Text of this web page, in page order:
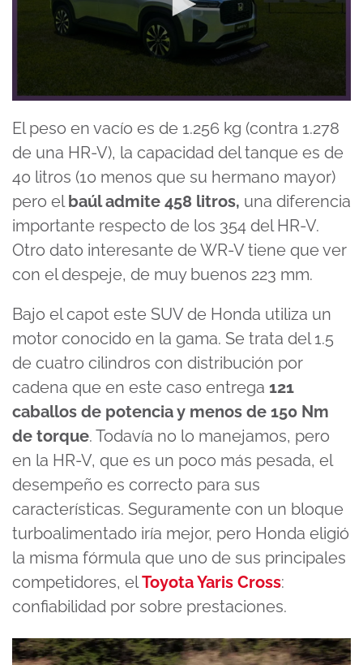
seconds
of
minutes,
41
seconds
El peso en vacío es de 1.256 kg (contra 1.278
de una HR-V), la capacidad del tanque es de
40 litros (10 menos que su hermano mayor)
pero elbaúl admite 458 litros, una diferencia
importante respecto de los 354 del HR-V.
Otro dato interesante de WR-V tiene que ver
con el despeje, de muy buenos 223 mm.
Bajo el capot este SUV de Honda utiliza un
motor conocido en la gama. Se trata del 1.5
de cuatro cilindros con distribución por
cadena que en este caso entrega 121
caballos de potencia y menos de 150 Nm
de torque. Todavía no lo manejamos, pero
en la HR-V, que es un poco más pesada, el
desempeño es correcto para sus
características. Seguramente con un bloque
turboalimentado iría mejor, pero Honda eligió
la misma fórmula que uno de sus principales
competidores, elToyota Yaris Cross:
confiabilidad por sobre prestaciones.